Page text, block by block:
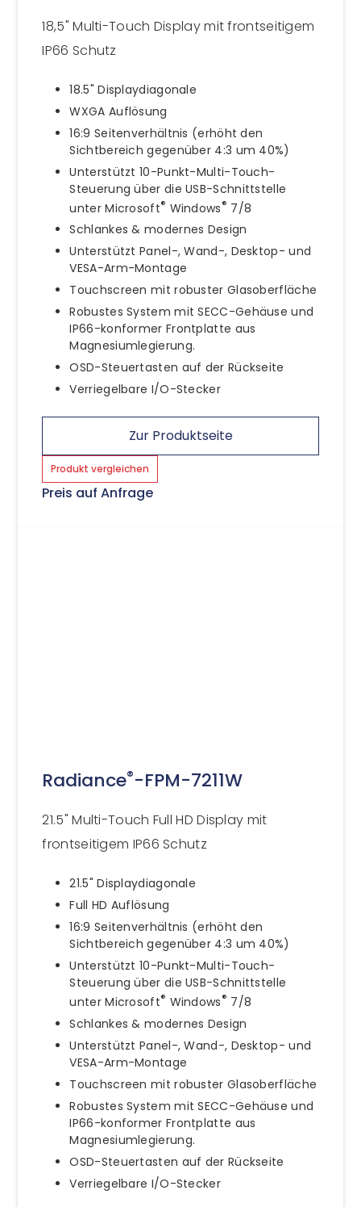
18,5" Multi-Touch Display mit frontseitigem
IP66 Schutz
18.5" Displaydiagonale
WXGA Auflösung
16:9 Seitenverhältnis (erhöht den
Sichtbereich gegenüber 4:3 um 40%)
Unterstützt 10-Punkt-Multi-Touch-
Steuerung über die USB-Schnittstelle
unter Microsoft® Windows® 7/8
Schlankes & modernes Design
Unterstützt Panel-, Wand-, Desktop- und
VESA-Arm-Montage
Touchscreen mit robuster Glasoberfläche
Robustes System mit SECC-Gehäuse und
IP66-konformer Frontplatte aus
Magnesiumlegierung.
OSD-Steuertasten auf der Rückseite
Verriegelbare I/O-Stecker
Zur Produktseite
Produkt vergleichen
Preis auf Anfrage
Radiance®-FPM-7211W
21.5" Multi-Touch Full HD Display mit
frontseitigem IP66 Schutz
21.5" Displaydiagonale
Full HD Auflösung
16:9 Seitenverhältnis (erhöht den
Sichtbereich gegenüber 4:3 um 40%)
Unterstützt 10-Punkt-Multi-Touch-
Steuerung über die USB-Schnittstelle
unter Microsoft® Windows® 7/8
Schlankes & modernes Design
Unterstützt Panel-, Wand-, Desktop- und
VESA-Arm-Montage
Touchscreen mit robuster Glasoberfläche
Robustes System mit SECC-Gehäuse und
IP66-konformer Frontplatte aus
Magnesiumlegierung.
OSD-Steuertasten auf der Rückseite
Verriegelbare I/O-Stecker